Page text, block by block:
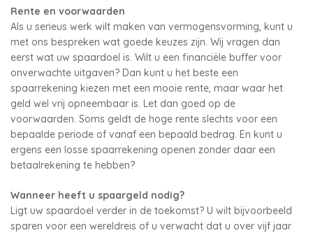
Rente en voorwaarden
Als u serieus werk wilt maken van vermogensvorming, kunt u
met ons bespreken wat goede keuzes zijn. Wij vragen dan
eerst wat uw spaardoel is. Wilt u een financiële buffer voor
onverwachte uitgaven? Dan kunt u het beste een
spaarrekening kiezen met een mooie rente, maar waar het
geld wel vrij opneembaar is. Let dan goed op de
voorwaarden. Soms geldt de hoge rente slechts voor een
bepaalde periode of vanaf een bepaald bedrag. En kunt u
ergens een losse spaarrekening openen zonder daar een
betaalrekening te hebben?
Wanneer heeft u spaargeld nodig?
Ligt uw spaardoel verder in de toekomst? U wilt bijvoorbeeld
sparen voor een wereldreis of u verwacht dat u over vijf jaar